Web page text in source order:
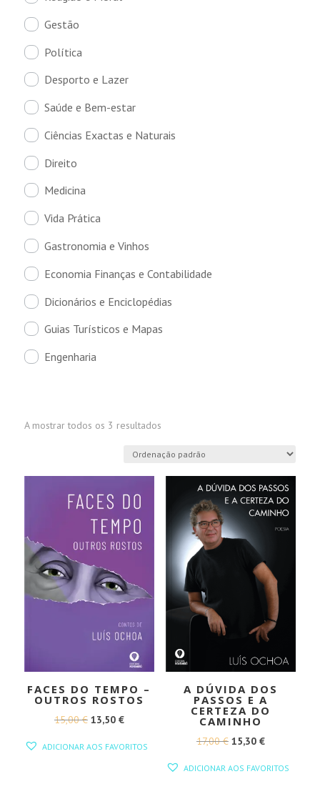
Gestão
Política
Desporto e Lazer
Saúde e Bem-estar
Ciências Exactas e Naturais
Direito
Medicina
Vida Prática
Gastronomia e Vinhos
Economia Finanças e Contabilidade
Dicionários e Enciclopédias
Guias Turísticos e Mapas
Engenharia
A mostrar todos os 3 resultados
FACES DO TEMPO –
OUTROS ROSTOS
15,00€ O
13,50 €O
ADICIONAR AOS FAVORITOS
A DÚVIDA DOS
PASSOS E A
CERTEZA DO
CAMINHO
17,00€ O
15,30 €O
ADICIONAR AOS FAVORITOS